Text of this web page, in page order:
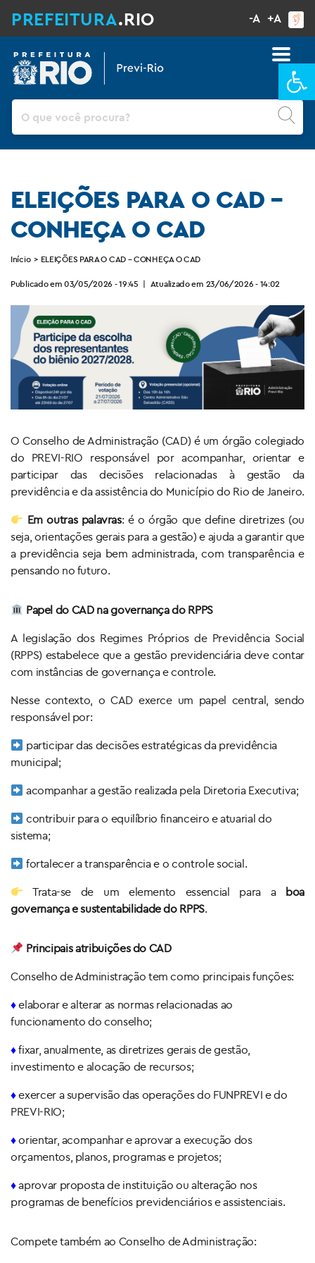
PREFEITURA.RIO -A +A
ELEIÇÕES PARA O CAD –
CONHEÇA O CAD
Início > ELEIÇÕES PARA O CAD – CONHEÇA O CAD
Publicado em 03/05/2026 - 19:45 | Atualizado em 23/06/2026 - 14:02
O Conselho de Administração (CAD) é um órgão colegiado
do PREVI-RIO responsável por acompanhar, orientar e
participar das decisões relacionadas à gestão da
previdência e da assistência do Município do Rio de Janeiro.
Em outras palavras: é o órgão que define diretrizes (ou
seja, orientações gerais para a gestão) e ajuda a garantir que
a previdência seja bem administrada, com transparência e
pensando no futuro.
Papel do CAD na governança do RPPS
A legislação dos Regimes Próprios de Previdência Social
(RPPS) estabelece que a gestão previdenciária deve contar
com instâncias de governança e controle.
Nesse contexto, o CAD exerce um papel central, sendo
responsável por:
participar das decisões estratégicas da previdência
municipal;
acompanhar a gestão realizada pela Diretoria Executiva;
contribuir para o equilíbrio financeiro e atuarial do
sistema;
fortalecer a transparência e o controle social.
Trata-se de um elemento essencial para a boa
governança e sustentabilidade do RPPS.
Principais atribuições do CAD
Conselho de Administração tem como principais funções:
♦elaborar e alterar as normas relacionadas ao
funcionamento do conselho;
♦fixar, anualmente, as diretrizes gerais de gestão,
investimento e alocação de recursos;
♦exercer a supervisão das operações do FUNPREVI e do
PREVI-RIO;
♦orientar, acompanhar e aprovar a execução dos
orçamentos, planos, programas e projetos;
♦aprovar proposta de instituição ou alteração nos
programas de benefícios previdenciários e assistenciais.
Compete também ao Conselho de Administração: